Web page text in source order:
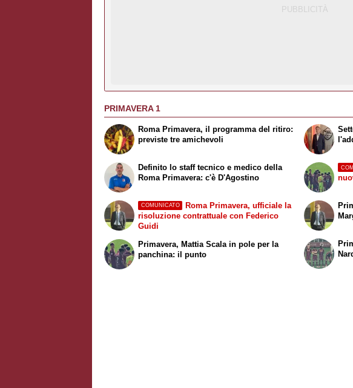
PRIMAVERA 1
Roma Primavera, il programma del ritiro:
previste tre amichevoli
Definito lo staff tecnico e medico della
Roma Primavera: c'è D'Agostino
COMUNICATO
Roma Primavera, ufficiale la
risoluzione contrattuale con Federico
Guidi
Primavera, Mattia Scala in pole per la
panchina: il punto